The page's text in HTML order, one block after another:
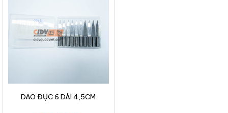
DAO ĐỤC 6 DÀI 4,5CM